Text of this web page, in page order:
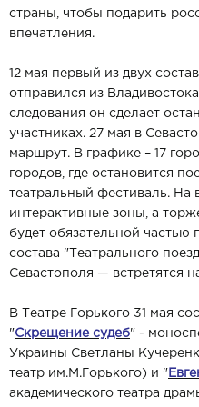
страны, чтобы подарить
впечатления.
12 мая первый из двух
отправился из
следования он сделает
участниках. 27 мая в
маршрут. В графике – 17
городов, где остановится
театральный фестиваль. На
интерактивные зоны, а
будет обязательной
состава "Театрального
Севастополя — встретятся
В Театре Горького 31 мая
"Скрещение судеб" -
Украины Светланы
театр им.М.Горького) и "
академического театра